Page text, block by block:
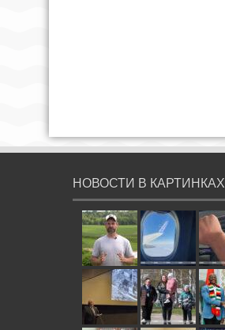
НОВОСТИ В КАРТИНКАХ